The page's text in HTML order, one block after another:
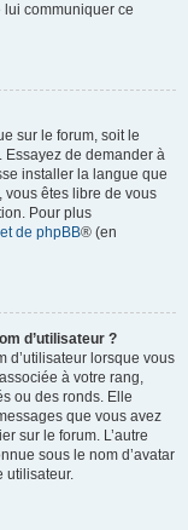
communiquer ce
sur le forum, soit le
Essayez de demander à
installer la langue que
vous êtes libre de vous
Pour plus
de phpBB® (en
d’utilisateur ?
d’utilisateur lorsque vous
à votre rang,
ou des ronds. Elle
que vous avez
sur le forum. L’autre
sous le nom d’avatar
utilisateur.